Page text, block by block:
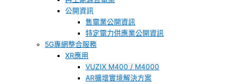
公開資訊
售電業公開資訊
特定電力供應業公開資訊
5G專網整合服務
XR應用
VUZIX M400 / M4000
AR擴增實境解決方案